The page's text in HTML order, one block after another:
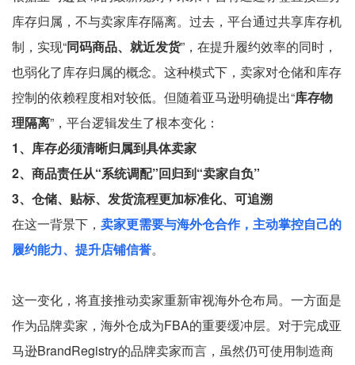
库存归属，不与卖家库存隔离。过去，平台通过共享库存机
制，实现“同码商品、就近发货”，在提升履约效率的同时，
也弱化了库存归属的概念。这种模式下，卖家对仓储和库存
控制的依赖程度相对较低。但随着亚马逊明确提出“库存物
理隔离”，平台逻辑发生了根本变化：
1、库存必须清晰归属到具体卖家
2、商品责任从“系统调配”回归到“卖家自负”
3、仓储、贴标、发货流程更加标准化、可追溯
在这一背景下， 卖家更需要与海外仓合作，主动掌控自己的
履约能力、提升店铺信誉。
这一变化，将直接推动卖家重新审视海外仓布局。一方面是
作为品牌卖家，海外仓成为FBA的重要缓冲层。对于完成亚
马逊BrandRegistry的品牌卖家而言，虽然仍可使用制造商